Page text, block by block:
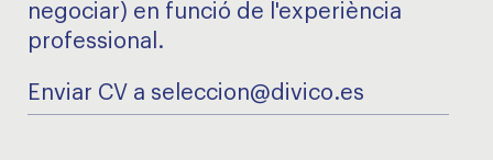
negociar) en funció de l'experiència
professional.
Enviar CV a seleccion@divico.es